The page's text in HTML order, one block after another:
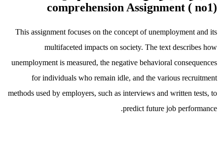
comprehension Assignment ( no1)
This assignment focuses on the concept of unemployment and its
multifaceted impacts on society. The text describes how
unemployment is measured, the negative behavioral consequences
for individuals who remain idle, and the various recruitment
methods used by employers, such as interviews and written tests, to
predict future job performance.